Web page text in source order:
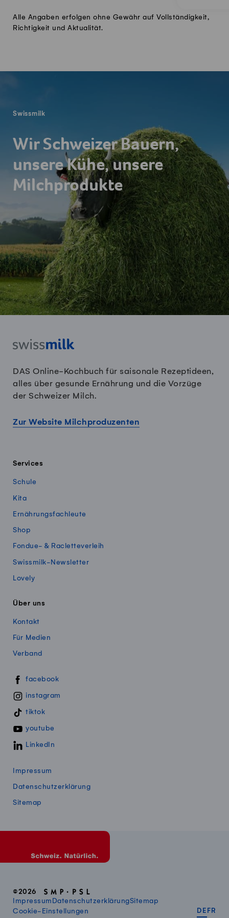
Alle Angaben erfolgen ohne Gewähr auf Vollständigkeit,
Richtigkeit und Aktualität.
Swissmilk
Wir Schweizer Bauern,
unsere Kühe, unsere
Milchprodukte
DAS Online-Kochbuch für saisonale Rezeptideen,
alles über gesunde Ernährung und die Vorzüge
der Schweizer Milch.
Zur Website Milchproduzenten
Services
Schule
Kita
Ernährungsfachleute
Shop
Fondue- & Racletteverleih
Swissmilk-Newsletter
Lovely
Über uns
Kontakt
Für Medien
Verband
Swissmillk auf Social Media
facebook
instagram
tiktok
youtube
LinkedIn
Impressum
Datenschutzerklärung
Sitemap
©2026
Impressum DatenschutzerklärungSitemap
Cookie-Einstellungen
DE FR